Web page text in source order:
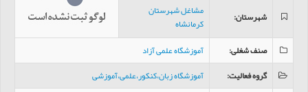
شهرستان:
مشاغل شهرستان
کرمانشاه
صنف شغلی:
آموزشگاه علمی آزاد
گروه فعالیت:
آموزشگاه زبان،کنکور،علمی،آموزشی